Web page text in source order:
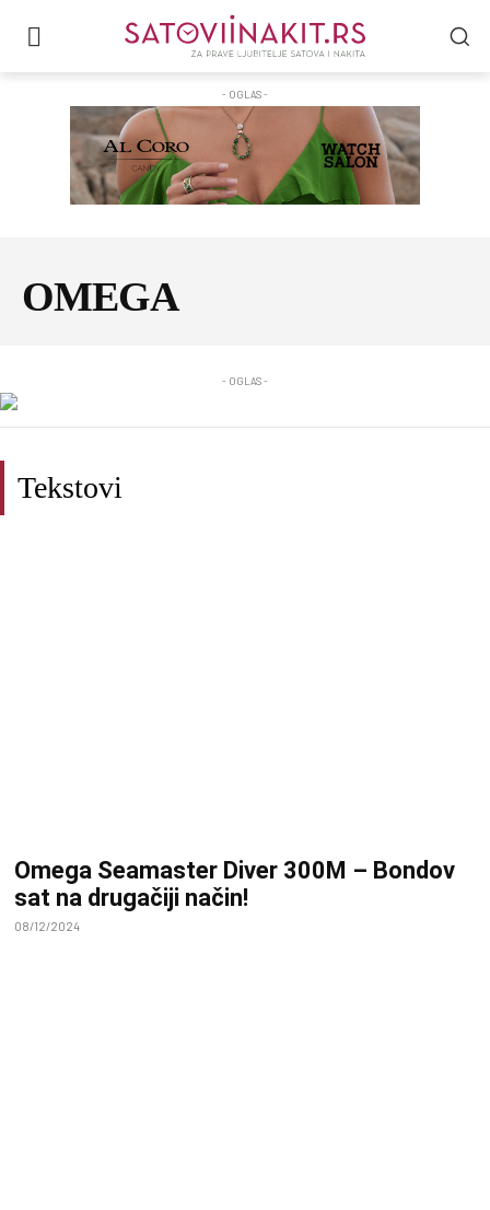
- OGLAS -
OMEGA
- OGLAS -
Tekstovi
Omega Seamaster Diver 300M – Bondov
sat na drugačiji način!
08/12/2024